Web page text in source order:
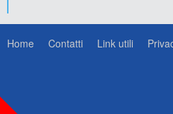
Home Contatti Link utili